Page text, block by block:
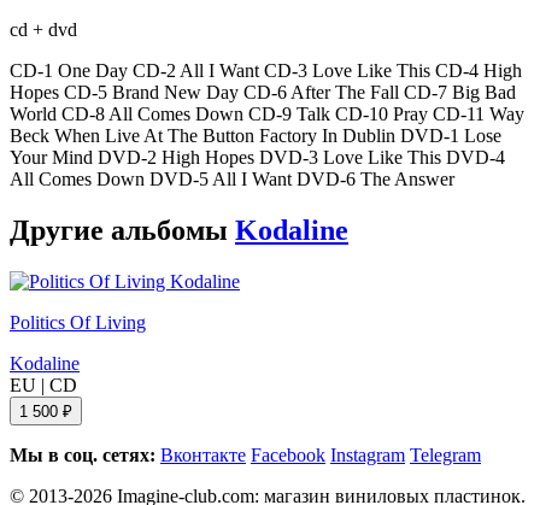
cd + dvd
CD-1 One Day CD-2 All I Want CD-3 Love Like This CD-4 High
Hopes CD-5 Brand New Day CD-6 After The Fall CD-7 Big Bad
World CD-8 All Comes Down CD-9 Talk CD-10 Pray CD-11 Way
Beck When Live At The Button Factory In Dublin DVD-1 Lose
Your Mind DVD-2 High Hopes DVD-3 Love Like This DVD-4
All Comes Down DVD-5 All I Want DVD-6 The Answer
Другие альбомы Kodaline
Politics Of Living
Kodaline
EU | CD
1 500 ₽
Мы в соц. сетях: Вконтакте Facebook Instagram Telegram
© 2013-2026 Imagine-club.com: магазин виниловых пластинок.